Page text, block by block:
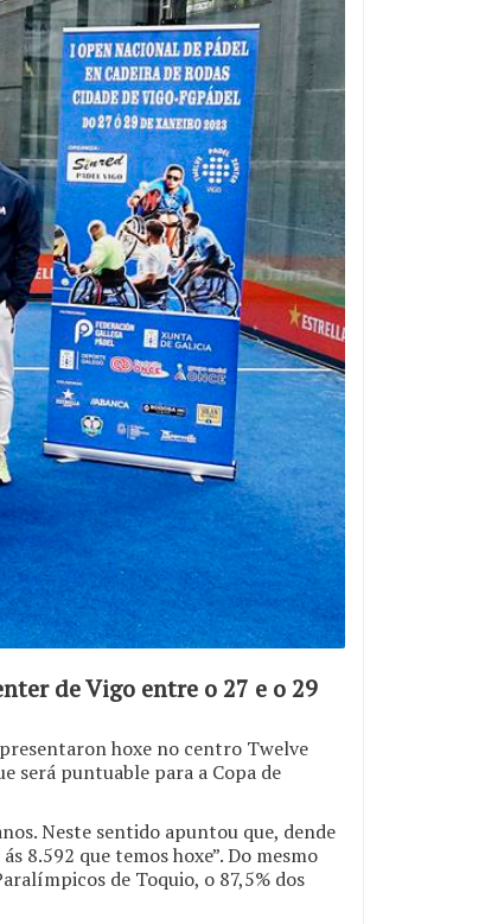
de Vigo entre o 27 e o 29
hoxe no centro Twelve
será puntuable para a Copa de
Neste sentido apuntou que, dende
8.592 que temos hoxe”. Do mesmo
de Toquio, o 87,5% dos